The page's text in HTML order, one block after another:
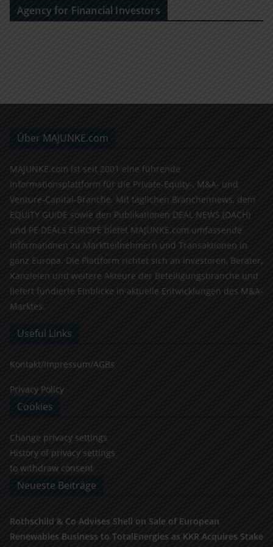
Agency for Financial Investors
Über MAJUNKE.com
MAJUNKE.com ist seit 2001 eine führende
Informationsplattform für die Private-Equity-, M&A- und
Venture-Capital-Branche. Mit täglichen Branchennews, dem
EQUITY GUIDE sowie den Publikationen DEAL NEWS (DACH)
und PE DEALS EUROPE bietet MAJUNKE.com umfassende
Informationen zu Marktteilnehmern und Transaktionen in
ganz Europa. Die Plattform richtet sich an Investoren, Berater,
Kanzleien und weitere Akteure der Beteiligungsbranche und
liefert fundierte Einblicke in aktuelle Entwicklungen des M&A-
Marktes.
Useful Links
Kontakt/Impressum/AGBs
Privacy Policy
Cookies
Change privacy settings
History of privacy settings
to withdraw consent
Neueste Beiträge
Rothschild & Co Advises Shell on Sale of European
Renewables Business to TotalEnergies as KKR Acquires Stake